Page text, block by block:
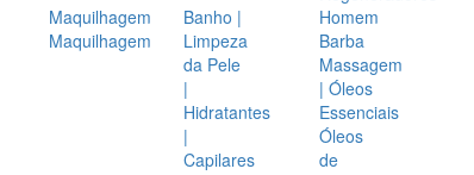
Maquilhagem
Maquilhagem
Banho |
Limpeza
da Pele
|
Hidratantes
|
Capilares
Homem
Barba
Massagem
| Óleos
Essenciais
Óleos
de